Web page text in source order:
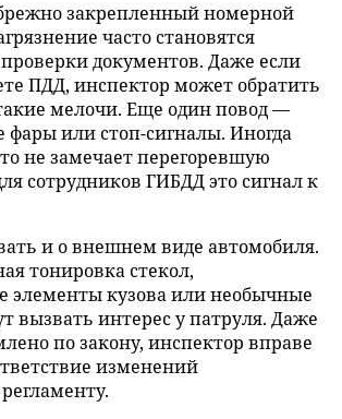
закрепленный номерной
часто становятся
документов. Даже если
ПДД, инспектор может обратить
мелочи. Еще один повод —
или стоп-сигналы. Иногда
не замечает перегоревшую
сотрудников ГИБДД это сигнал к
и о внешнем виде автомобиля.
тонировка стекол,
элементы кузова или необычные
вызвать интерес у патруля. Даже
по закону, инспектор вправе
изменений